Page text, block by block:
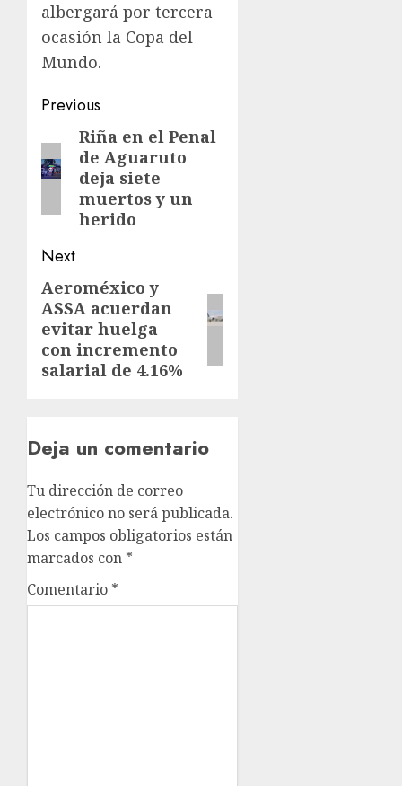
albergará por tercera
ocasión la Copa del
Mundo.
Previous
Riña en el Penal
de Aguaruto
deja siete
muertos y un
herido
Next
Aeroméxico y
ASSA acuerdan
evitar huelga
con incremento
salarial de 4.16%
Deja un comentario
Tu dirección de correo
electrónico no será publicada.
Los campos obligatorios están
marcados con *
Comentario *